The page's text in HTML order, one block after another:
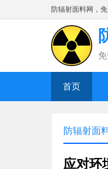
防辐射面料网，
首页
防辐射面
应对环